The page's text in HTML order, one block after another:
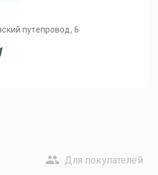
путепровод, 6
Для покупателей